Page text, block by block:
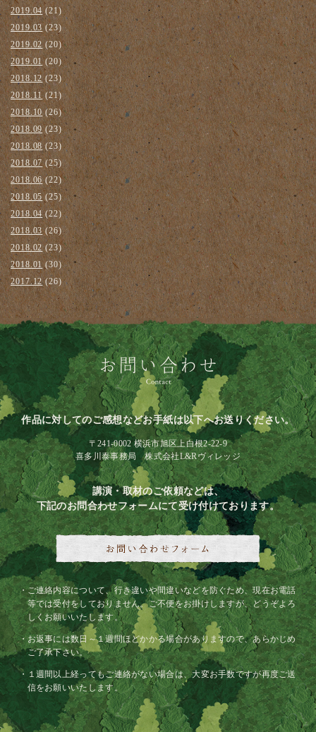
2019.04(21)
2019.03(23)
2019.02 (20)
2019.01(20)
2018.12(23)
2018.11 (21)
2018.10 (26)
2018.09(23)
2018.08(23)
2018.07(25)
2018.06(22)
2018.05(25)
2018.04(22)
2018.03(26)
2018.02(23)
2018.01(30)
2017.12(26)
作品に対してのご感想などお手紙は以下へお送りください。
〒241-0002 横浜市旭区上白根2-22-9
喜多川泰事務局 株式会社L&Rヴィレッジ
講演・取材のご依頼などは、
下記のお問合わせフォームにて受け付けております。
ご連絡内容について、行き違いや間違いなどを防ぐため、現在お電話
等では受付をしておりません。ご不便をお掛けしますが、どうぞよろ
しくお願いいたします。
お返事には数日～１週間ほどかかる場合がありますので、あらかじめ
ご了承下さい。
１週間以上経ってもご連絡がない場合は、大変お手数ですが再度ご送
信をお願いいたします。